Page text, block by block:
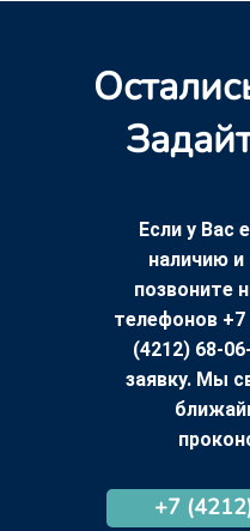
Если у Вас
наличию и
позвоните
телефонов +7
(4212) 68-
заявку. Мы
+7